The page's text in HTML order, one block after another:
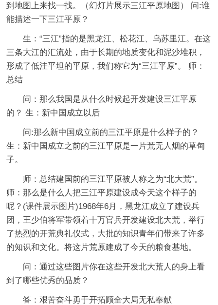
到地图上来找一找。（幻灯片展示三江平原地图） 问:谁
能描述一下三江平原？
生：“三江”指的是黑龙江、松花江、乌苏里江。在这
三条大江的汇流处，由于长期的地质变化和泥沙堆积，
形成了低洼平坦的平原，我们称它为“三江平原”。 师：
总结
问：那么我国是从什么时候起开发建设三江平原
的？ 生：新中国成立以后
问:那么新中国成立前的三江平原是什么样子的？
生：新中国成立之前的三江平原是一片荒无人烟的草甸
子。
师：总结建国前的三江平原被人称之为“北大荒”。
师：那么是什么人把三江平原建设成今天这个样子的
呢？(课件展示图片)1968年6月，黑龙江成立了建设兵
团，王少伯将军带领着十万官兵开发建设北大荒，举行
了热烈的开荒典礼仪式，大批的知识青年们带来了许多
的知识和文化。将这片荒原建成了今天的粮食基地。
问：通过这些图片你在这些开发北大荒人的身上看
到了哪些优秀的品质？
答：艰苦奋斗勇于开拓顾全大局无私奉献